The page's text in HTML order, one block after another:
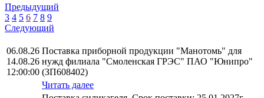
Предыдущий
3 4 5 6 7 8 9
Следующий
06.08.26
14.08.26
12:00:00
Поставка приборной продукции "Манотомь" для
нужд филиала "Смоленская ГРЭС" ПАО "Юнипро"
(ЗП608402)
Читать далее